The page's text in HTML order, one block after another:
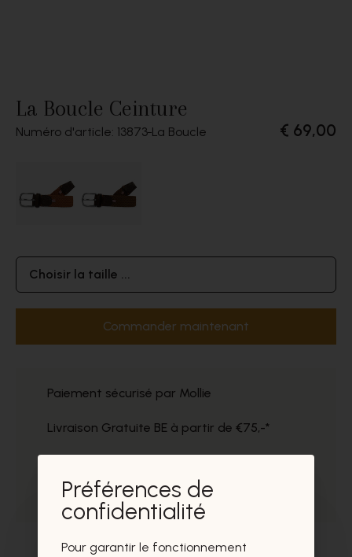
La Boucle Ceinture
Numéro d'article: 13873 La Boucle € 69,00
Choisir la taille ...
Commander maintenant
Paiement sécurisé par Mollie
Livraison Gratuite BE à partir de €75,-*
Prélèvement gratuit dans nos magasins
Préférences de
confidentialité
Pour garantir le fonctionnement